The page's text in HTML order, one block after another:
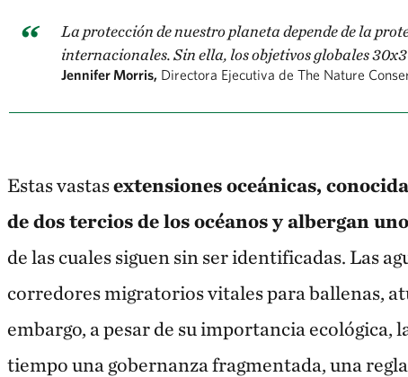
La protección de nuestro planeta depende de la
internacionales. Sin ella, los objetivos globales
Jennifer Morris, Directora Ejecutiva de The Nature
Estas vastasextensiones oceánicas,
de dos tercios de los océanos y albergan
de las cuales siguen sin ser identificadas. Las
corredores migratorios vitales para ballenas,
embargo, a pesar de su importancia
tiempo una gobernanza fragmentada, una